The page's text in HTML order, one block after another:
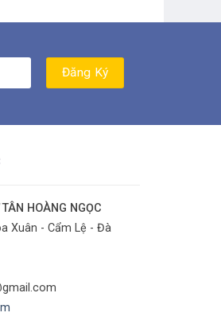
HOÀNG NGỌC
Xuân - Cẩm Lệ - Đà